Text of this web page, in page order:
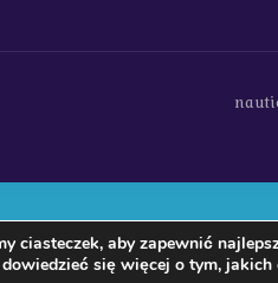
ciasteczek, aby zapewnić
dowiedzieć się więcej o tym,